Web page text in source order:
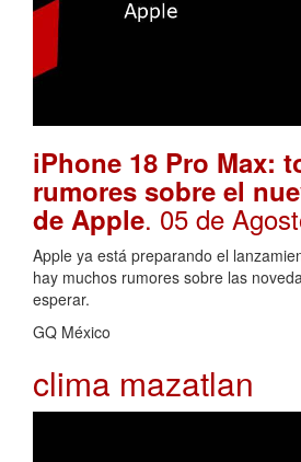
iPhone 18 Pro Max:
rumores sobre el
de Apple. 05 de
Apple ya está preparando el
hay muchos rumores sobre las
esperar.
GQ México
clima mazatlan